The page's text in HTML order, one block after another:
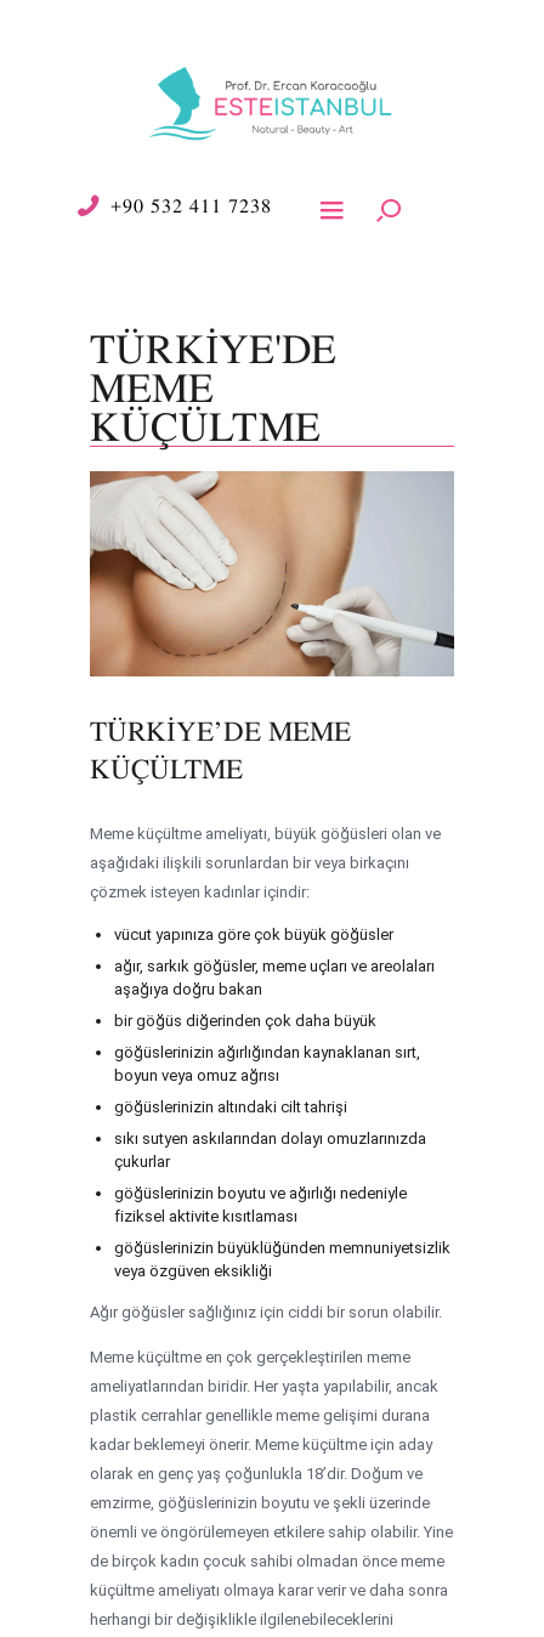
+90 532 411 7238
TÜRKIYE'DE
MEME
KÜÇÜLTME
TÜRKIYE’DE MEME
KÜÇÜLTME
Meme küçültme ameliyatı, büyük göğüsleri olan ve
aşağıdaki ilişkili sorunlardan bir veya birkaçını
çözmek isteyen kadınlar içindir:
vücut yapınıza göre çok büyük göğüsler
ağır, sarkık göğüsler, meme uçları ve areolaları
aşağıya doğru bakan
bir göğüs diğerinden çok daha büyük
göğüslerinizin ağırlığından kaynaklanan sırt,
boyun veya omuz ağrısı
göğüslerinizin altındaki cilt tahrişi
sıkı sutyen askılarından dolayı omuzlarınızda
çukurlar
göğüslerinizin boyutu ve ağırlığı nedeniyle
fiziksel aktivite kısıtlaması
göğüslerinizin büyüklüğünden memnuniyetsizlik
veya özgüven eksikliği
Ağır göğüsler sağlığınız için ciddi bir sorun olabilir.
Meme küçültme en çok gerçekleştirilen meme
ameliyatlarından biridir. Her yaşta yapılabilir, ancak
plastik cerrahlar genellikle meme gelişimi durana
kadar beklemeyi önerir. Meme küçültme için aday
olarak en genç yaş çoğunlukla 18’dir. Doğum ve
emzirme, göğüslerinizin boyutu ve şekli üzerinde
önemli ve öngörülemeyen etkilere sahip olabilir. Yine
de birçok kadın çocuk sahibi olmadan önce meme
küçültme ameliyatı olmaya karar verir ve daha sonra
herhangi bir değişiklikle ilgilenebileceklerini